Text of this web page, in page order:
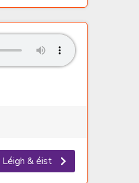
Léigh & éist